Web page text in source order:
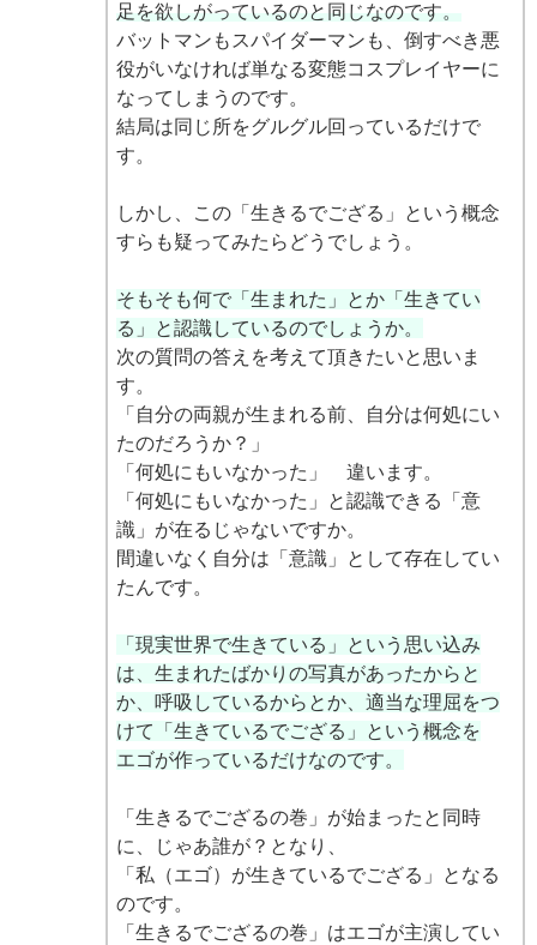
足を欲しがっているのと同じなのです。
バットマンもスパイダーマンも、倒すべき悪
役がいなければ単なる変態コスプレイヤーに
なってしまうのです。
結局は同じ所をグルグル回っているだけで
す。
しかし、この「生きるでござる」という概念
すらも疑ってみたらどうでしょう。
そもそも何で「生まれた」とか「生きてい
る」と認識しているのでしょうか。
次の質問の答えを考えて頂きたいと思いま
す。
「自分の両親が生まれる前、自分は何処にい
たのだろうか？」
「何処にもいなかった」 違います。
「何処にもいなかった」と認識できる「意
識」が在るじゃないですか。
間違いなく自分は「意識」として存在してい
たんです。
「現実世界で生きている」という思い込み
は、生まれたばかりの写真があったからと
か、呼吸しているからとか、適当な理屈をつ
けて「生きているでござる」という概念を
エゴが作っているだけなのです。
「生きるでござるの巻」が始まったと同時
に、じゃあ誰が？となり、
「私（エゴ）が生きているでござる」となる
のです。
「生きるでござるの巻」はエゴが主演してい